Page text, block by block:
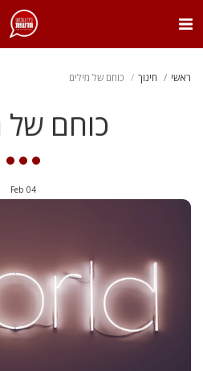
ראשי חינוך כוחם של מילים
כוחם של
04
Feb